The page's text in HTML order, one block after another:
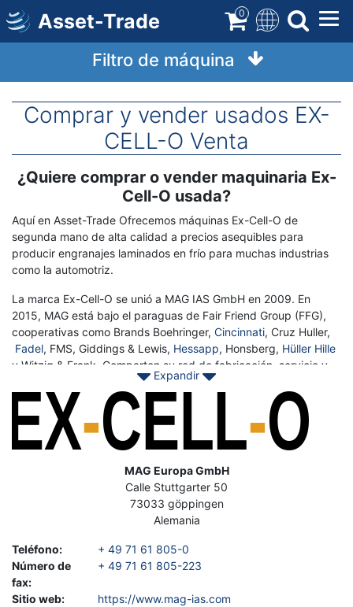
Saltar
al
contenido
Asset-Trade 0
Filtro de máquina
Comprar y vender usados EX-
CELL-O Venta
Término
¿Quiere comprar o vender maquinaria Ex-
Cell-O usada?
Aquí en Asset-Trade Ofrecemos máquinas Ex-Cell-O de
segunda mano de alta calidad a precios asequibles para
producir engranajes laminados en frío para muchas industrias
como la automotriz.
La marca Ex-Cell-O se unió a MAG IAS GmbH en 2009. En
2015, MAG está bajo el paraguas de Fair Friend Group (FFG),
cooperativas como Brands Boehringer, Cincinnati, Cruz Huller,
Fadel, FMS, Giddings & Lewis, Hessapp, Honsberg, Hüller Hille
y Witzig & Frank. Comparten su red de fabricación, servicio y
Contacto Asset-Trade Encuentre hoy sus máquinas y equipos
Ex-Cell-O usados ​​para producir engranajes rentables.
Expandir
Imagen
MAG Europa GmbH
Calle Stuttgarter 50
73033 göppingen
Alemania
Teléfono:
+ 49 71 61 805-0
Número de
fax:
+ 49 71 61 805-223
Sitio web: https://www.mag-ias.com